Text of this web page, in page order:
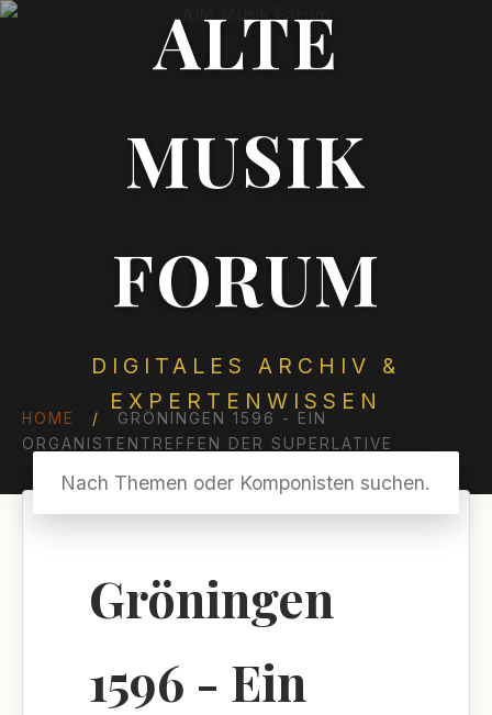
ALTE
MUSIK
FORUM
DIGITALES ARCHIV &
EXPERTENWISSEN
HOME /
GRÖNINGEN 1596 - EIN
ORGANISTENTREFFEN DER SUPERLATIVE
Gröningen
1596 - Ein